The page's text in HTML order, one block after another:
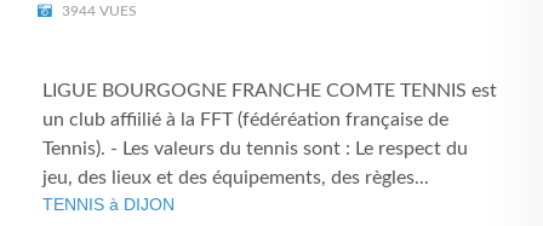
3944 VUES
LIGUE BOURGOGNE FRANCHE COMTE TENNIS est
un club affiilié à la FFT (fédéréation française de
Tennis). - Les valeurs du tennis sont : Le respect du
jeu, des lieux et des équipements, des règles...
TENNIS à DIJON